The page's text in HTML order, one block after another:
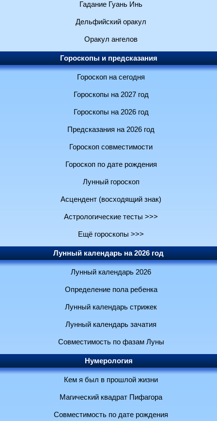
Гадание Гуань Инь
Дельфийский оракул
Оракул ангелов
Гороскопы и предсказания
Гороскоп на сегодня
Гороскопы на 2027 год
Гороскопы на 2026 год
Предсказания на 2026 год
Гороскоп совместимости
Гороскоп по дате рождения
Лунный гороскоп
Асцендент (восходящий знак)
Астрологические тесты >>>
Ещё гороскопы >>>
Лунный календарь на 2026 год
Лунный календарь 2026
Определение пола ребенка
Лунный календарь стрижек
Лунный календарь зачатия
Совместимость по фазам Луны
Нумерология
Кем я был в прошлой жизни
Магический квадрат Пифагора
Совместимость по дате рождения